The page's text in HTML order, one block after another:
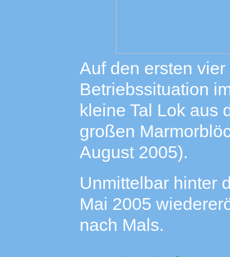
Auf den ersten
Betriebssituation
kleine Tal Lok aus
großen
August 2005).
Unmittelbar hinter
Mai 2005
nach Mals.